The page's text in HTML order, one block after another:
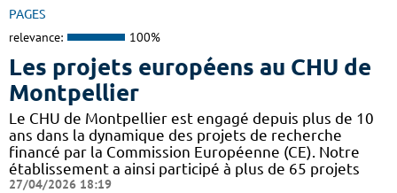
PAGES
relevance: 100%
Les projets européens au CHU de
Montpellier
Le CHU de Montpellier est engagé depuis plus de 10
ans dans la dynamique des projets de recherche
financé par la Commission Européenne (CE). Notre
établissement a ainsi participé à plus de 65 projets
27/04/2026 18:19